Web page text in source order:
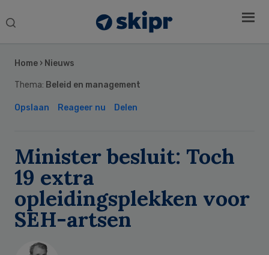
Search
Home › Nieuws
Thema: Beleid en management
Opslaan Reageer nu Delen
Minister besluit: Toch
19 extra
opleidingsplekken voor
SEH-artsen
Sidebar